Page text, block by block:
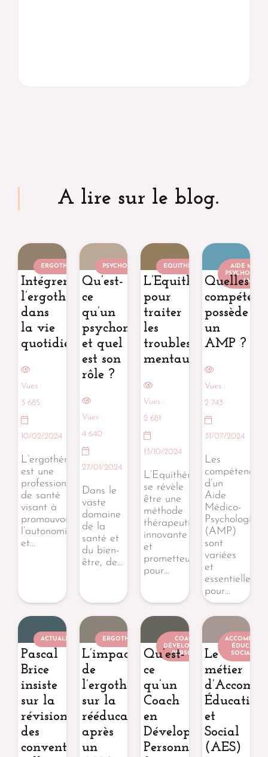
A lire sur le blog.
ERGOTHÉRAPEUTE
Intégrer
l’ergothérapie
dans
la vie
quotidienne
Vues :
3 685
10/02/2024
L’ergothérapie
est une
profession
de santé
visant à
promouvoir
l’autonomie
et…
PSYCHOMOTRICIEN
Qu’est-
ce
qu’un
psychomotricien
et quel
est son
rôle ?
Vues :
4 640
27/01/2024
Dans le
vaste
domaine
de la
santé et
du bien-
être, de…
EQUITHÉRAPEUTE
L’Equithérapie
pour
traiter
les
troubles
mentaux
Vues :
2 681
13/10/2024
L’Equithérapie
se révèle
être une
méthode
thérapeutique
innovante
et
prometteuse
pour…
AIDE
(AMP)
Quelles
possède
un
AMP ?
Vues :
2 743
31/07/2024
Les
compétences
d’un
Aide
Médico-
Psychologique
(AMP)
sont
variées
et
essentielles
pour…
ACTUALITÉ
Pascal
Brice
insiste
sur la
révision
des
conventions
ERGOTHÉRAPEUTE
L’impact
de
l’ergothérapie
sur la
rééducation
après
un
COACH EN
DÉVELOPPEMENT
PERSONNEL
Qu’est-
ce
qu’un
Coach
en
Développement
Personnel
ÉDUCATIF
SOCIAL
Le
métier
Éducatif
et
Social
(AES)